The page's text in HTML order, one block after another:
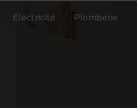
Électricité Plomberie